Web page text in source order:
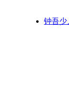
钟吾少